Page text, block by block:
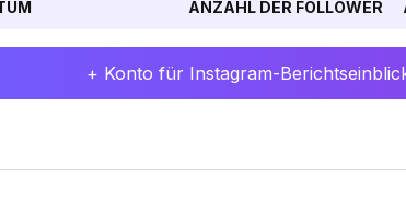
ANZAHL DER FOLLOWER
+ Konto für Instagram-